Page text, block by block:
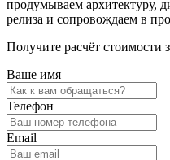
продумываем архитектуру,
релиза и сопровождаем в
Получите расчёт стоимости
Ваше имя
Телефон
Email